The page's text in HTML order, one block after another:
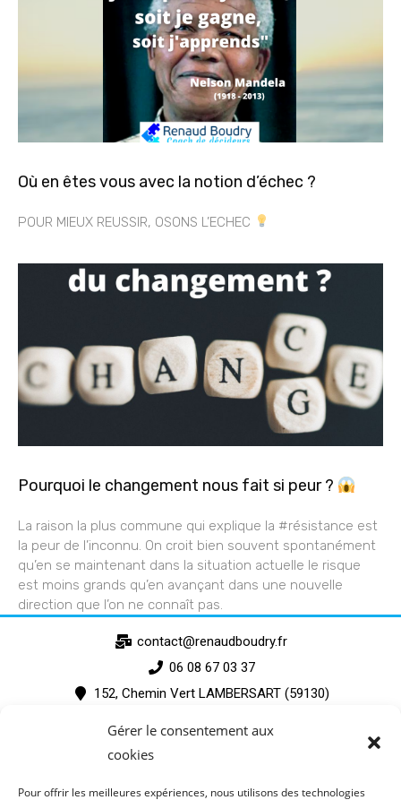
Gérer le consentement aux
cookies
Pour offrir les meilleures expériences, nous utilisons des technologies
Où en êtes vous avec la notion d’échec ?
POUR MIEUX REUSSIR, OSONS L’ECHEC
Pourquoi le changement nous fait si peur ?
La raison la plus commune qui explique la #résistance est
la peur de l’inconnu. On croit bien souvent spontanément
qu’en se maintenant dans la situation actuelle le risque
est moins grands qu’en avançant dans une nouvelle
direction que l’on ne connaît pas.
contact@renaudboudry.fr
06 08 67 03 37
152, Chemin Vert LAMBERSART (59130)